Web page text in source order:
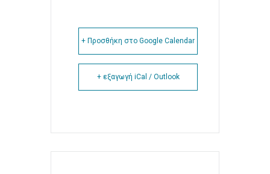
+ Προσθήκη στο Google Calendar
+ εξαγωγή iCal / Outlook